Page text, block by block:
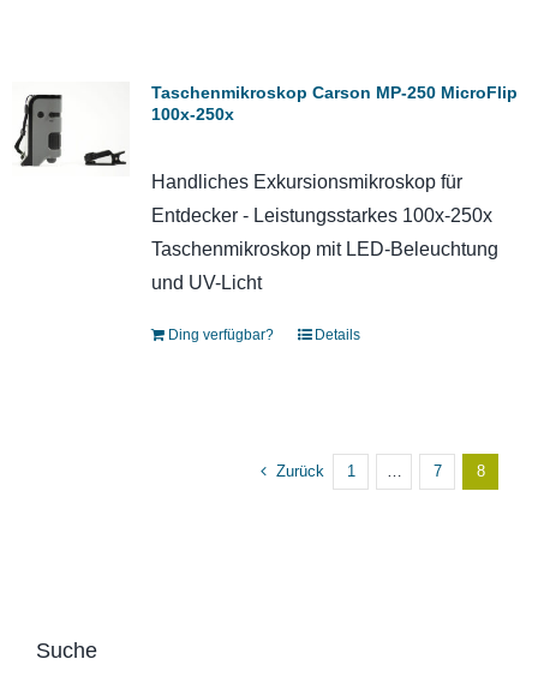
Taschenmikroskop Carson MP-250 MicroFlip
100x-250x
Handliches Exkursionsmikroskop für
Entdecker - Leistungsstarkes 100x-250x
Taschenmikroskop mit LED-Beleuchtung
und UV-Licht
Ding verfügbar? Details
Zurück 1 … 7 8
Suche